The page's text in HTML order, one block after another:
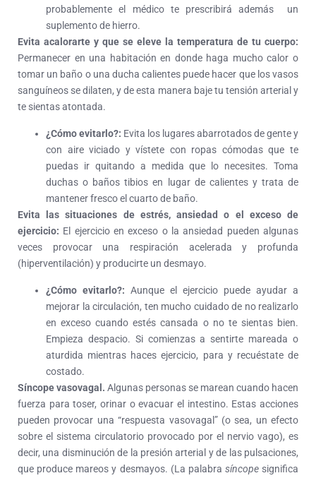
probablemente el médico te prescribirá además un
suplemento de hierro.
Evita acalorarte y que se eleve la temperatura de tu cuerpo:
Permanecer en una habitación en donde haga mucho calor o
tomar un baño o una ducha calientes puede hacer que los vasos
sanguíneos se dilaten, y de esta manera baje tu tensión arterial y
te sientas atontada.
¿Cómo evitarlo?: Evita los lugares abarrotados de gente y
con aire viciado y vístete con ropas cómodas que te
puedas ir quitando a medida que lo necesites. Toma
duchas o baños tibios en lugar de calientes y trata de
mantener fresco el cuarto de baño.
Evita las situaciones de estrés, ansiedad o el exceso de
ejercicio: El ejercicio en exceso o la ansiedad pueden algunas
veces provocar una respiración acelerada y profunda
(hiperventilación) y producirte un desmayo.
¿Cómo evitarlo?: Aunque el ejercicio puede ayudar a
mejorar la circulación, ten mucho cuidado de no realizarlo
en exceso cuando estés cansada o no te sientas bien.
Empieza despacio. Si comienzas a sentirte mareada o
aturdida mientras haces ejercicio, para y recuéstate de
costado.
Síncope vasovagal. Algunas personas se marean cuando hacen
fuerza para toser, orinar o evacuar el intestino. Estas acciones
pueden provocar una “respuesta vasovagal” (o sea, un efecto
sobre el sistema circulatorio provocado por el nervio vago), es
decir, una disminución de la presión arterial y de las pulsaciones,
que produce mareos y desmayos. (La palabra síncopesignifica